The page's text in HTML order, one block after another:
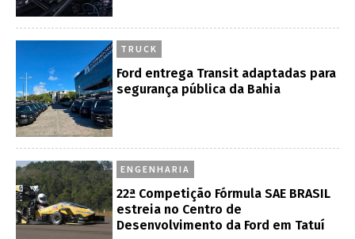
TRUCK
Ford entrega Transit adaptadas para
segurança pública da Bahia
ENGENHARIA
22ª Competição Fórmula SAE BRASIL
estreia no Centro de
Desenvolvimento da Ford em Tatuí